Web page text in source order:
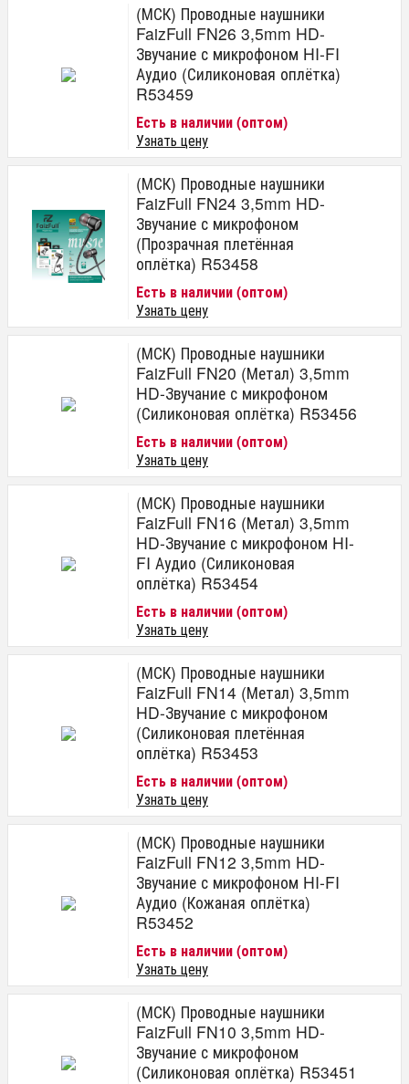
(МСК) Проводные наушники
FaizFull FN26 3,5mm HD-
Звучание с микрофоном HI-FI
Аудио (Силиконовая оплётка)
R53459
Есть в наличии (оптом)
Узнать цену
(МСК) Проводные наушники
FaizFull FN24 3,5mm HD-
Звучание с микрофоном
(Прозрачная плетённая
оплётка) R53458
Есть в наличии (оптом)
Узнать цену
(МСК) Проводные наушники
FaizFull FN20 (Метал) 3,5mm
HD-Звучание с микрофоном
(Силиконовая оплётка) R53456
Есть в наличии (оптом)
Узнать цену
(МСК) Проводные наушники
FaizFull FN16 (Метал) 3,5mm
HD-Звучание с микрофоном HI-
FI Аудио (Силиконовая
оплётка) R53454
Есть в наличии (оптом)
Узнать цену
(МСК) Проводные наушники
FaizFull FN14 (Метал) 3,5mm
HD-Звучание с микрофоном
(Силиконовая плетённая
оплётка) R53453
Есть в наличии (оптом)
Узнать цену
(МСК) Проводные наушники
FaizFull FN12 3,5mm HD-
Звучание с микрофоном HI-FI
Аудио (Кожаная оплётка)
R53452
Есть в наличии (оптом)
Узнать цену
(МСК) Проводные наушники
FaizFull FN10 3,5mm HD-
Звучание с микрофоном
(Силиконовая оплётка) R53451